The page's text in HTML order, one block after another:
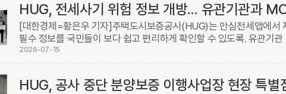
HUG, 전세사기 위험 정보 개방… 유관기관과
[대한경제=황은우 기자]주택도시보증공사(HUG)는 안심전세앱에서
필수 정보를 국민들이 보다 쉽고 편리하게 확인할 수 있도록, 유관기관
체와 업무협약(MOU)을 체결했다고 15일 밝혔다.이번 협약에는 HUG
2026-07-15
HUG, 공사 중단 분양보증 이행사업장 현장 특별